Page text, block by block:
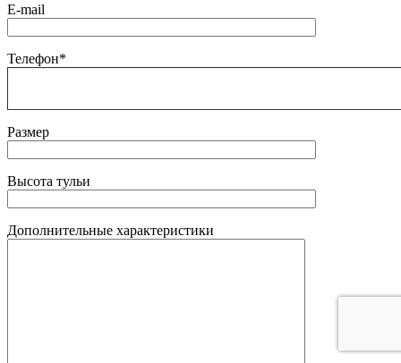
E-mail
Телефон*
Размер
Высота тульи
Дополнительные характеристики